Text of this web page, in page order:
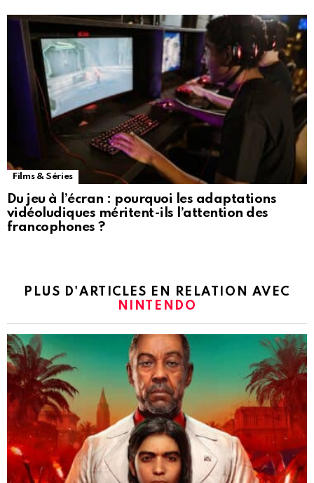
Films & Séries
Du jeu à l’écran : pourquoi les adaptations
vidéoludiques méritent-ils l’attention des
francophones ?
PLUS D'ARTICLES EN RELATION AVEC
NINTENDO